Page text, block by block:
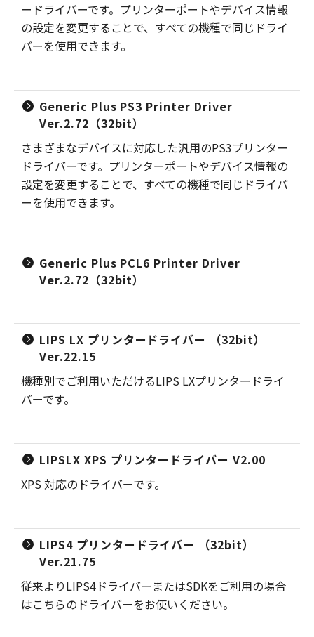
ードライバーです。プリンターポートやデバイス情報
の設定を変更することで、すべての機種で同じドライ
バーを使用できます。
Generic Plus PS3 Printer Driver
Ver.2.72（32bit）
さまざまなデバイスに対応した汎用のPS3プリンター
ドライバーです。プリンターポートやデバイス情報の
設定を変更することで、すべての機種で同じドライバ
ーを使用できます。
Generic Plus PCL6 Printer Driver
Ver.2.72（32bit）
LIPS LX プリンタードライバー （32bit）
Ver.22.15
機種別でご利用いただけるLIPS LXプリンタードライ
バーです。
LIPSLX XPS プリンタードライバー V2.00
XPS 対応のドライバーです。
LIPS4 プリンタードライバー （32bit）
Ver.21.75
従来よりLIPS4ドライバーまたはSDKをご利用の場合
はこちらのドライバーをお使いください。